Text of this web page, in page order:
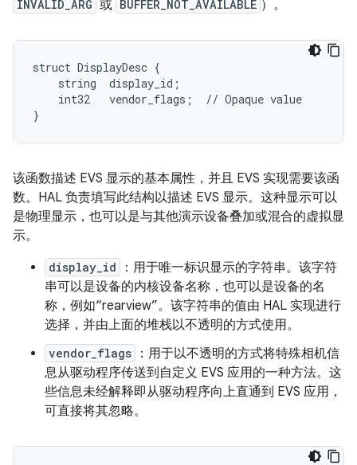
INVALID_ARG 或 BUFFER_NOT_AVAILABLE ）。
struct DisplayDesc {
    string  display_id;
    int32   vendor_flags;  // Opaque value
}
该函数描述 EVS 显示的基本属性，并且 EVS 实现需要该函
数。HAL 负责填写此结构以描述 EVS 显示。这种显示可以
是物理显示，也可以是与其他演示设备叠加或混合的虚拟显
示。
display_id
：用于唯一标识显示的字符串。该字符
串可以是设备的内核设备名称，也可以是设备的名
称，例如“rearview”。 该字符串的值由 HAL 实现进行
选择，并由上面的堆栈以不透明的方式使用。
vendor_flags
：用于以不透明的方式将特殊相机信
息从驱动程序传送到自定义 EVS 应用的一种方法。这
些信息未经解释即从驱动程序向上直通到 EVS 应用，
可直接将其忽略。